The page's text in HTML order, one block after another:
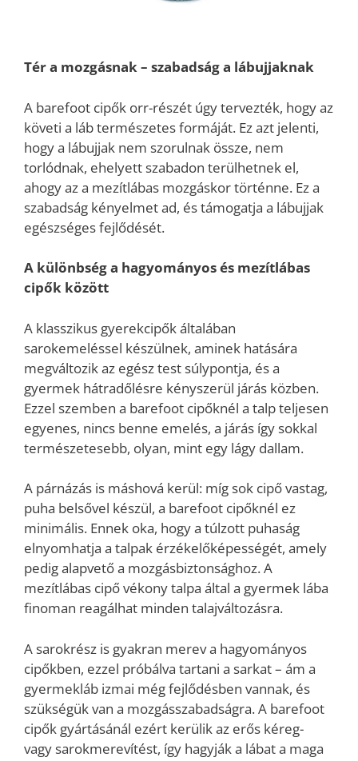
Tér a mozgásnak – szabadság a lábujjaknak
A barefoot cipők orr-részét úgy tervezték, hogy az
követi a láb természetes formáját. Ez azt jelenti,
hogy a lábujjak nem szorulnak össze, nem
torlódnak, ehelyett szabadon terülhetnek el,
ahogy az a mezítlábas mozgáskor történne. Ez a
szabadság kényelmet ad, és támogatja a lábujjak
egészséges fejlődését.
A különbség a hagyományos és mezítlábas
cipők között
A klasszikus gyerekcipők általában
sarokemeléssel készülnek, aminek hatására
megváltozik az egész test súlypontja, és a
gyermek hátradőlésre kényszerül járás közben.
Ezzel szemben a barefoot cipőknél a talp teljesen
egyenes, nincs benne emelés, a járás így sokkal
természetesebb, olyan, mint egy lágy dallam.
A párnázás is máshová kerül: míg sok cipő vastag,
puha belsővel készül, a barefoot cipőknél ez
minimális. Ennek oka, hogy a túlzott puhaság
elnyomhatja a talpak érzékelőképességét, amely
pedig alapvető a mozgásbiztonsághoz. A
mezítlábas cipő vékony talpa által a gyermek lába
finoman reagálhat minden talajváltozásra.
A sarokrész is gyakran merev a hagyományos
cipőkben, ezzel próbálva tartani a sarkat – ám a
gyermekláb izmai még fejlődésben vannak, és
szükségük van a mozgásszabadságra. A barefoot
cipők gyártásánál ezért kerülik az erős kéreg-
vagy sarokmerevítést, így hagyják a lábat a maga